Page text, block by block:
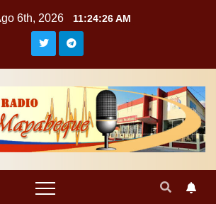
6th, 2026 11:24:27 AM